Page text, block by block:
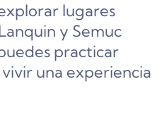
lugares
y Semuc
practicar
una experiencia